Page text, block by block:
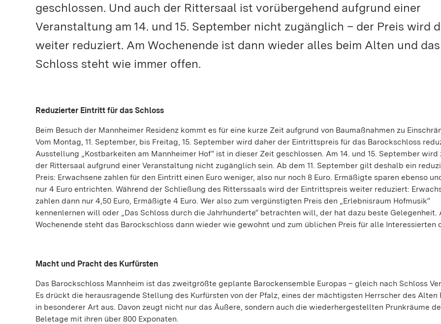
geschlossen. Und auch der Rittersaal ist vorübergehend aufgrund einer
Veranstaltung am 14. und 15. September nicht zugänglich – der Preis wird
weiter reduziert. Am Wochenende ist dann wieder alles beim Alten und das
Schloss steht wie immer offen.
Reduzierter Eintritt für das Schloss
Beim Besuch der Mannheimer Residenz kommt es für eine kurze Zeit aufgrund von Baumaßnahmen zu
Vom Montag, 11. September, bis Freitag, 15. September wird daher der Eintrittspreis für das Barockschloss
Ausstellung „Kostbarkeiten am Mannheimer Hof“ ist in dieser Zeit geschlossen. Am 14. und 15. September wird
der Rittersaal aufgrund einer Veranstaltung nicht zugänglich sein. Ab dem 11. September gilt deshalb ein
Preis: Erwachsene zahlen für den Eintritt einen Euro weniger, also nur noch 8 Euro. Ermäßigte sparen ebenso
nur 4 Euro entrichten. Während der Schließung des Ritterssaals wird der Eintrittspreis weiter reduziert:
zahlen dann nur 4,50 Euro, Ermäßigte 4 Euro. Wer also zum vergünstigten Preis den „Erlebnisraum Hofmusik“
kennenlernen will oder „Das Schloss durch die Jahrhunderte“ betrachten will, der hat dazu beste Gelegenheit.
Wochenende steht das Barockschloss dann wieder wie gewohnt und zum üblichen Preis für alle Interessierten
Macht und Pracht des Kurfürsten
Das Barockschloss Mannheim ist das zweitgrößte geplante Barockensemble Europas – gleich nach Schloss
Es drückt die herausragende Stellung des Kurfürsten von der Pfalz, eines der mächtigsten Herrscher des Alten
in besonderer Art aus. Davon zeugt nicht nur das Äußere, sondern auch die wiederhergestellten Prunkräume
Beletage mit ihren über 800 Exponaten.